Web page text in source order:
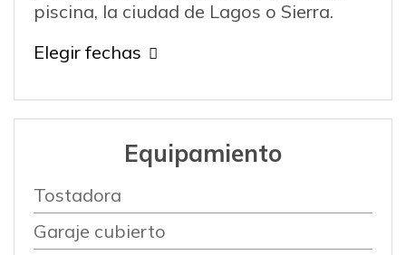
piscina, la ciudad de Lagos o Sierra.
Elegir fechas
Equipamiento
Tostadora
Garaje cubierto